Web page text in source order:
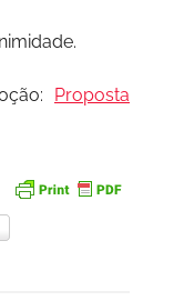
e
t
Proposta